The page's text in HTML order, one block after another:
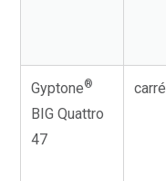
Gyptone®
BIG Quattro
47
carré